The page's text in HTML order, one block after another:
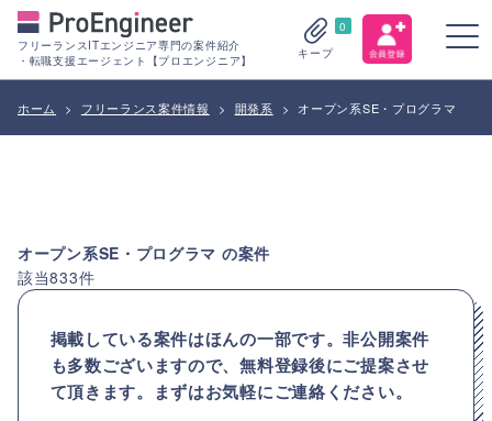
フリーランスITエンジニア専門の案件紹介
・転職支援エージェント【プロエンジニア】
0
キープ
ホーム > フリーランス案件情報 > 開発系 > オープン系SE・プログラマ
オープン系SE・プログラマ の案件
該当833件
掲載している案件はほんの一部です。非公開案件
も多数ございますので、無料登録後にご提案させ
て頂きます。まずはお気軽にご連絡ください。